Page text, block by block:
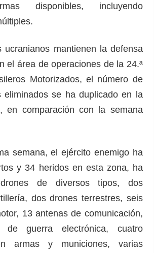
disponibles, incluyendo
ucranianos mantienen la defensa
el área de operaciones de la 24.ª
Motorizados, el número de
eliminados se ha duplicado en la
en comparación con la semana
semana, el ejército enemigo ha
y 34 heridos en esta zona, ha
de diversos tipos, dos
dos drones terrestres, seis
13 antenas de comunicación,
de guerra electrónica, cuatro
armas y municiones, varias